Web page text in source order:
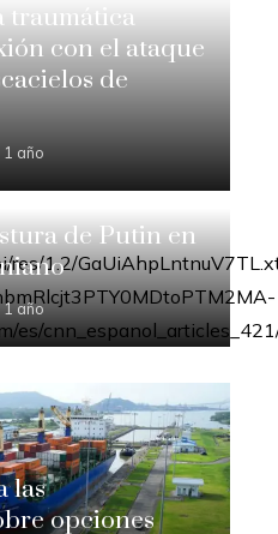
traumática
con el ataque
de
año
de Putin en
año
las
opciones